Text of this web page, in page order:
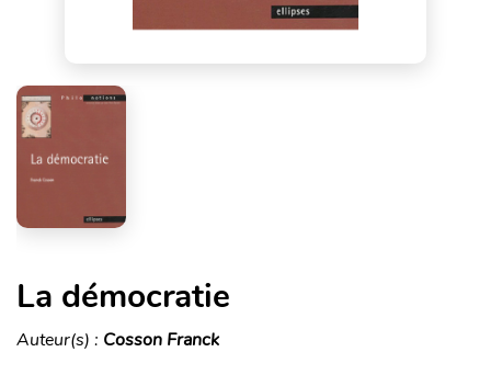
La démocratie
Auteur(s) : Cosson Franck